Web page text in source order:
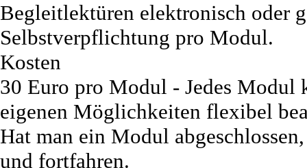
Begleitlektüren elektronisch oder
Selbstverpflichtung pro Modul.
Kosten
30 Euro pro Modul - Jedes Modul
eigenen Möglichkeiten flexibel
Hat man ein Modul
und fortfahren.